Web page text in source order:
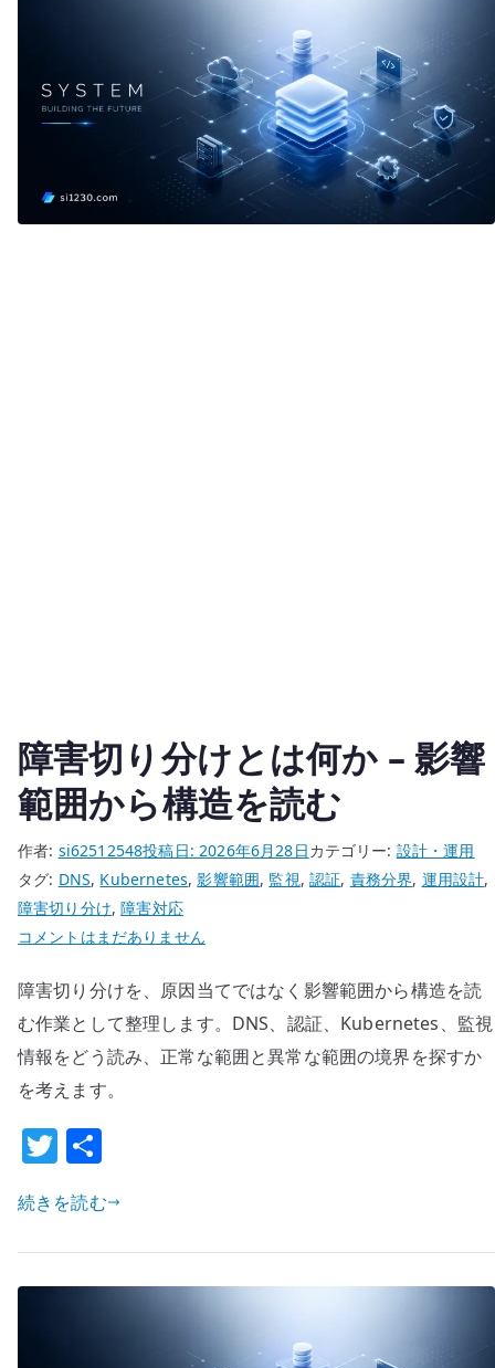
ん
障害切り分けとは何か – 影響
範囲から構造を読む
作者: si62512548投稿日: 2026年6月28日カテゴリー: 設計・運用
タグ: DNS, Kubernetes,影響範囲, 監視,認証, 責務分界, 運用設計,
障害切り分け,障害対応
障
切
り
分
け
は
何
か
影
コメントはまだありません
障害切り分けを、原因当てではなく影響範囲から構造を読
む作業として整理します。DNS、認証、Kubernetes、監視
情報をどう読み、正常な範囲と異常な範囲の境界を探すか
を考えます。
T
w
it
te
r
続きを読む